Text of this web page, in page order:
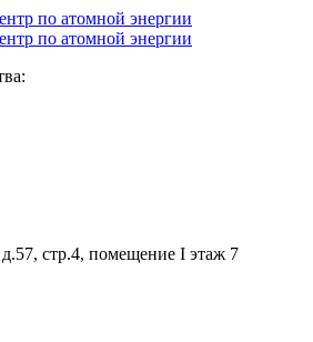
д.57, стр.4, помещение I этаж 7